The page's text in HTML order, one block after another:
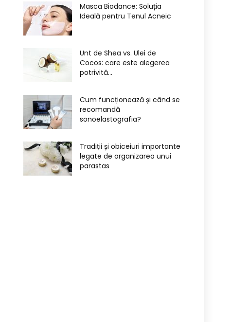
Masca Biodance: Soluția
Ideală pentru Tenul Acneic
Unt de Shea vs. Ulei de
Cocos: care este alegerea
potrivită...
Cum funcționează și când se
recomandă
sonoelastografia?
Tradiții și obiceiuri importante
legate de organizarea unui
parastas